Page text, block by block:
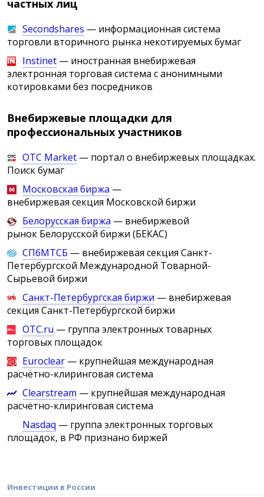
частных лиц
Secondshares — информационная система
торговли вторичного рынка некотируемых бумаг
Instinet — иностранная внебиржевая
электронная торговая система с анонимными
котировками без посредников
Внебиржевые площадки для
профессиональных участников
ОТС Market — портал о внебиржевых площадках.
Поиск бумаг
Московская биржа —
внебиржевая секция Московской биржи
Белорусская биржа — внебиржевой
рынок Белорусской биржи (БЕКАС)
СПбМТСБ — внебиржевая секция Санкт-
Петербургской Международной Товарной-
Сырьевой биржи
Санкт-Петербургская биржи — внебиржевая
секция Санкт-Петербургской биржи
OTC.ru — группа электронных товарных
торговых площадок
Euroclear — крупнейшая международная
расчётно-клиринговая система
Clearstream — крупнейшая международная
расчётно-клиринговая система
Nasdaq — группа электронных торговых
площадок, в РФ признано биржей
Инвестиции в России